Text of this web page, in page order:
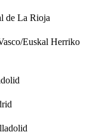
de La Rioja
Euskal Herriko